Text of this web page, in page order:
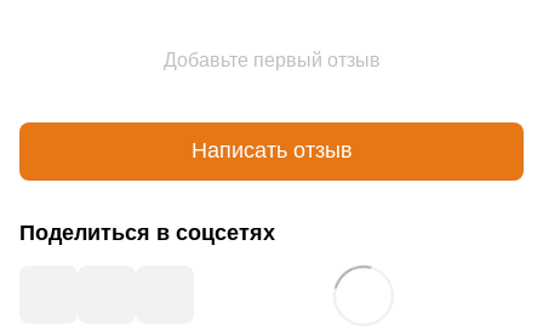
Добавьте первый отзыв
Написать отзыв
Поделиться в соцсетях